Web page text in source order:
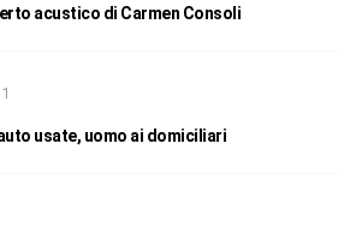
acustico di Carmen Consoli
usate, uomo ai domiciliari